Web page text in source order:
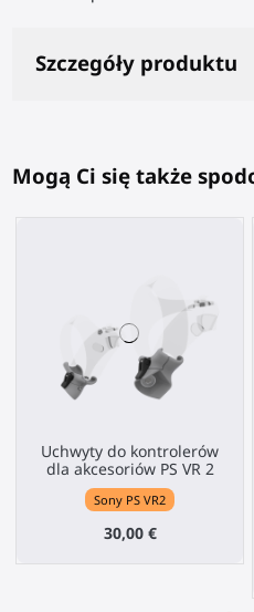
Szczegóły produktu
Mogą Ci się także
Uchwyty do kontrolerów
dla akcesoriów PS VR 2
Sony PS VR2
30,00 €